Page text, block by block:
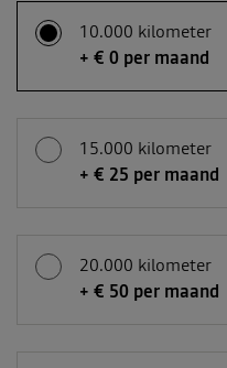
10.000 kilometer
+ € 0 per maand
15.000 kilometer
+ € 25 per maand
20.000 kilometer
+ € 50 per maand